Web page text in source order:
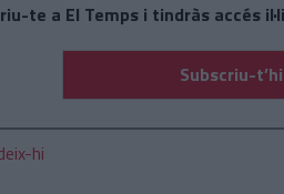
te a El Temps i tindràs accés
Subscriu-t’hi
hi